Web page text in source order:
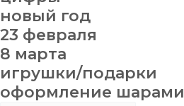
новый год
23 февраля
8 марта
игрушки/подарки
оформление шарами